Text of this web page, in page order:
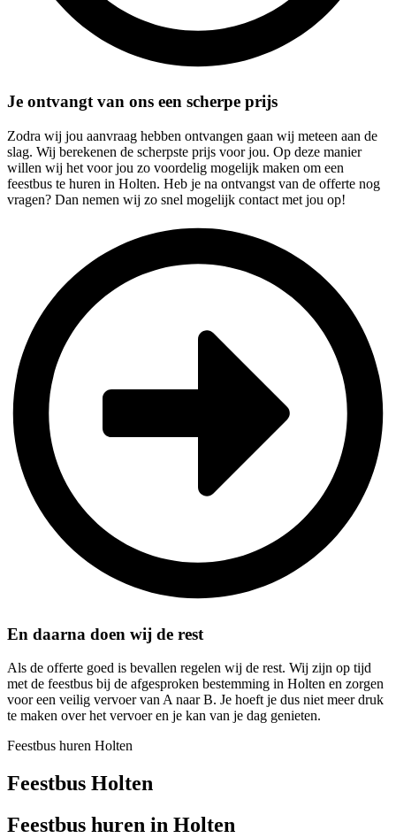
Je ontvangt van ons een scherpe prijs
Zodra wij jou aanvraag hebben ontvangen gaan wij meteen aan de
slag. Wij berekenen de scherpste prijs voor jou. Op deze manier
willen wij het voor jou zo voordelig mogelijk maken om een
feestbus te huren in Holten. Heb je na ontvangst van de offerte nog
vragen? Dan nemen wij zo snel mogelijk contact met jou op!
En daarna doen wij de rest
Als de offerte goed is bevallen regelen wij de rest. Wij zijn op tijd
met de feestbus bij de afgesproken bestemming in Holten en zorgen
voor een veilig vervoer van A naar B. Je hoeft je dus niet meer druk
te maken over het vervoer en je kan van je dag genieten.
Feestbus huren Holten
Feestbus Holten
Feestbus huren in Holten